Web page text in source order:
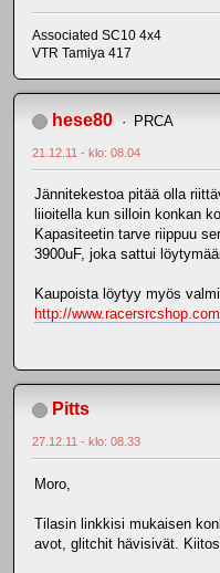
Associated SC10 4x4
VTR Tamiya 417
hese80 PRCA
21.12.11 - klo: 08.04
Jännitekestoa pitää olla
liioitella kun silloin konkan
Kapasiteetin tarve riippuu
3900uF, joka sattui
Kaupoista löytyy myös
http://
Pitts
27.12.11 - klo: 08.33
Moro,
Tilasin linkkisi mukaisen
avot, glitchit hävisivät.